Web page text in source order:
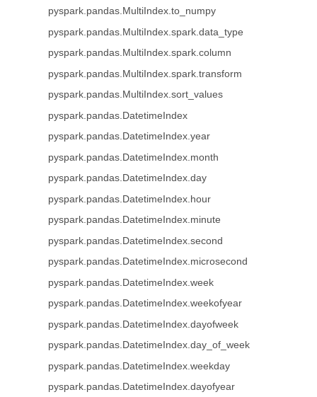
pyspark.pandas.MultiIndex.to_numpy
pyspark.pandas.MultiIndex.spark.data_type
pyspark.pandas.MultiIndex.spark.column
pyspark.pandas.MultiIndex.spark.transform
pyspark.pandas.MultiIndex.sort_values
pyspark.pandas.DatetimeIndex
pyspark.pandas.DatetimeIndex.year
pyspark.pandas.DatetimeIndex.month
pyspark.pandas.DatetimeIndex.day
pyspark.pandas.DatetimeIndex.hour
pyspark.pandas.DatetimeIndex.minute
pyspark.pandas.DatetimeIndex.second
pyspark.pandas.DatetimeIndex.microsecond
pyspark.pandas.DatetimeIndex.week
pyspark.pandas.DatetimeIndex.weekofyear
pyspark.pandas.DatetimeIndex.dayofweek
pyspark.pandas.DatetimeIndex.day_of_week
pyspark.pandas.DatetimeIndex.weekday
pyspark.pandas.DatetimeIndex.dayofyear